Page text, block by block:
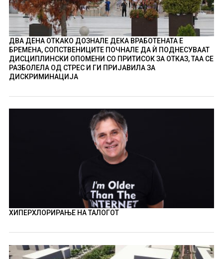
ДВА ДЕНА ОТКАКО ДОЗНАЛЕ ДЕКА ВРАБОТЕНАТА Е
БРЕМЕНА, СОПСТВЕНИЦИТЕ ПОЧНАЛЕ ДА Ѝ ПОДНЕСУВААТ
ДИСЦИПЛИНСКИ ОПОМЕНИ СО ПРИТИСОК ЗА ОТКАЗ, ТАА СЕ
РАЗБОЛЕЛА ОД СТРЕС И ГИ ПРИЈАВИЛА ЗА
ДИСКРИМИНАЦИЈА
ХИПЕРХЛОРИРАЊЕ НА ТАЛОГОТ